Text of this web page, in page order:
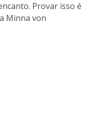
Provar isso é
Minna von